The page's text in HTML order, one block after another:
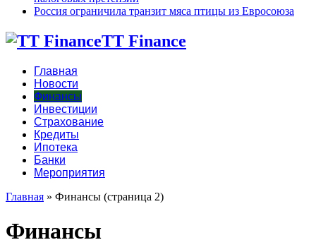
Россия ограничила транзит мяса птицы из Евросоюза
TT Finance
Главная
Новости
Финансы
Инвестиции
Страхование
Кредиты
Ипотека
Банки
Мероприятия
Главная » Финансы (страница 2)
Финансы